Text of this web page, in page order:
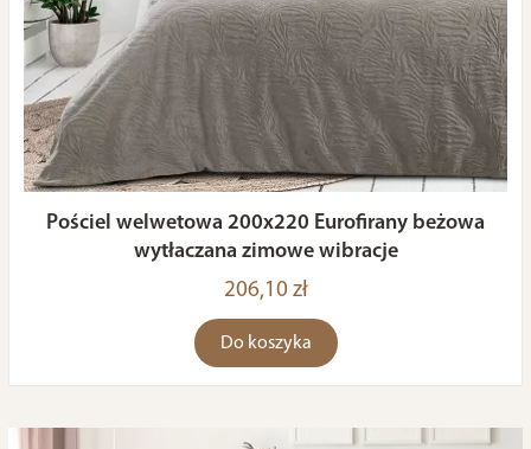
Pościel welwetowa 200x220 Eurofirany beżowa
wytłaczana zimowe wibracje
206,10 zł
Do koszyka